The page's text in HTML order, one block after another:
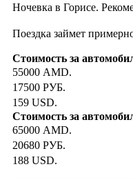
Ночевка в Горисе.
Поездка займет
55000 AMD.
17500 РУБ.
159 USD.
65000 AMD.
20680 РУБ.
188 USD.